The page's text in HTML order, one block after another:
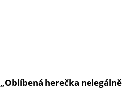
„Oblíbená herečka nelegálně